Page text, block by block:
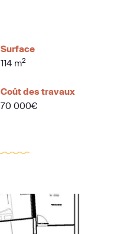
Surface
114 m2
Coût des travaux
70 000€